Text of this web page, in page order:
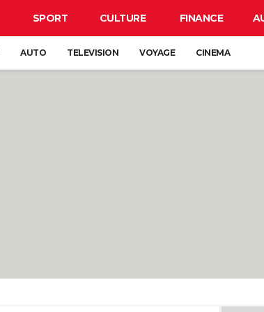
SPORT CULTURE FINANCE
AUTO TELEVISION VOYAGE CINEMA